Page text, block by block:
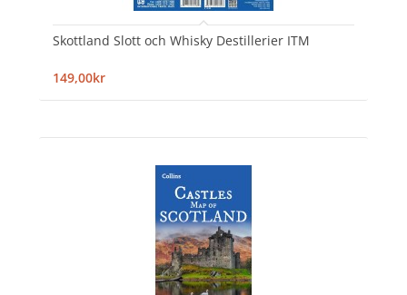
Skottland Slott och Whisky Destillerier ITM
149,00kr